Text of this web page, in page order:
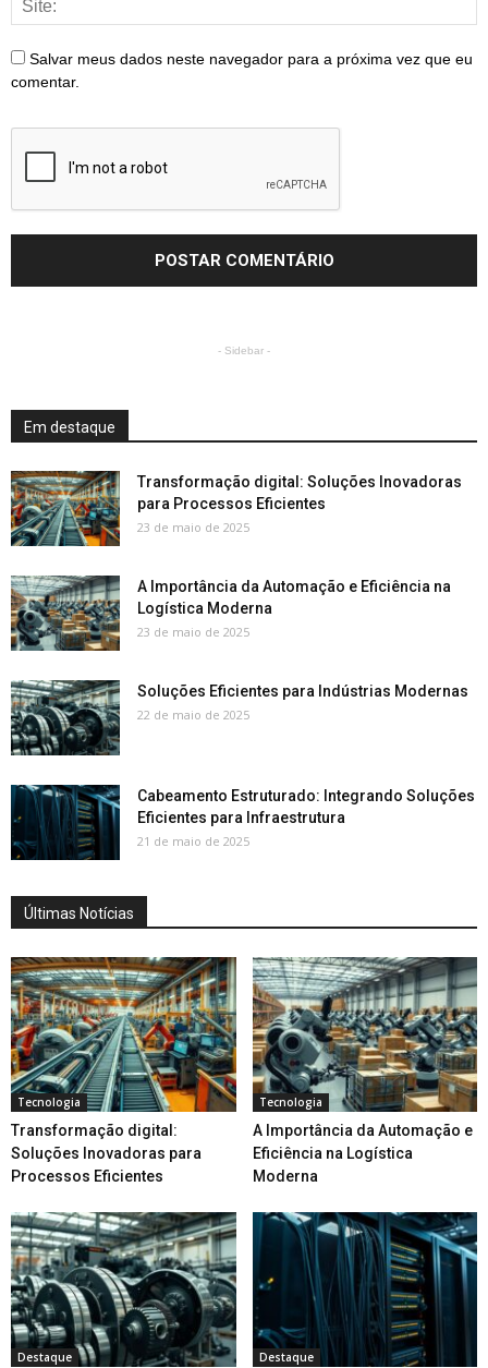
Salvar meus dados neste navegador para a próxima vez que eu
comentar.
- Sidebar -
Em destaque
Transformação digital: Soluções Inovadoras
para Processos Eficientes
23 de maio de 2025
A Importância da Automação e Eficiência na
Logística Moderna
23 de maio de 2025
Soluções Eficientes para Indústrias Modernas
22 de maio de 2025
Cabeamento Estruturado: Integrando Soluções
Eficientes para Infraestrutura
21 de maio de 2025
Últimas Notícias
Tecnologia
Transformação digital:
Soluções Inovadoras para
Processos Eficientes
Tecnologia
A Importância da Automação e
Eficiência na Logística
Moderna
Destaque Destaque